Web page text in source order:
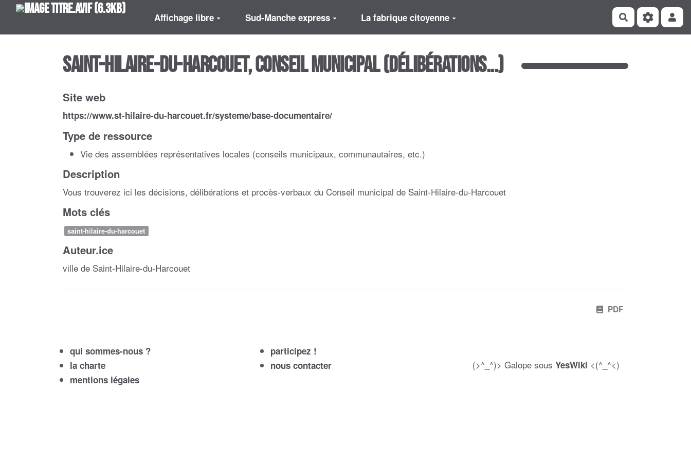
Aller au contenu principal Affichage libre Sud-Manche express La fabrique citoyenne Rechercher
Saint-Hilaire-du-Harcouet, Conseil municipal (Délibérations...)
Site web
https://www.st-hilaire-du-harcouet.fr/systeme/base-documentaire/
Type de ressource
Vie des assemblées représentatives locales (conseils municipaux, communautaires, etc.)
Description
Vous trouverez ici les décisions, délibérations et procès-verbaux du Conseil municipal de Saint-Hilaire-du-Harcouet
Mots clés
saint-hilaire-du-harcouet
Auteur.ice
ville de Saint-Hilaire-du-Harcouet
PDF
qui sommes-nous ?
la charte
mentions légales
participez !
nous contacter
(>^_^)> Galope sous YesWiki <(^_^<)